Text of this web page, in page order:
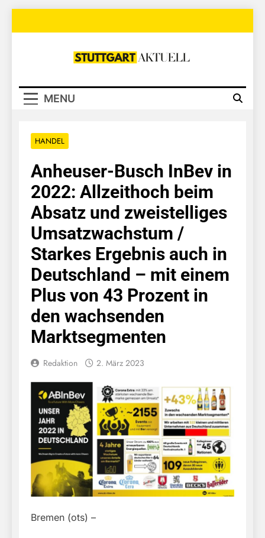
Stuttgart
MENU
HANDEL
Anheuser-Busch InBev in
2022: Allzeithoch beim
Absatz und zweistelliges
Umsatzwachstum /
Starkes Ergebnis auch in
Deutschland – mit einem
Plus von 43 Prozent in
den wachsenden
Marktsegmenten
Redaktion 2. März 2023
Bremen (ots) –